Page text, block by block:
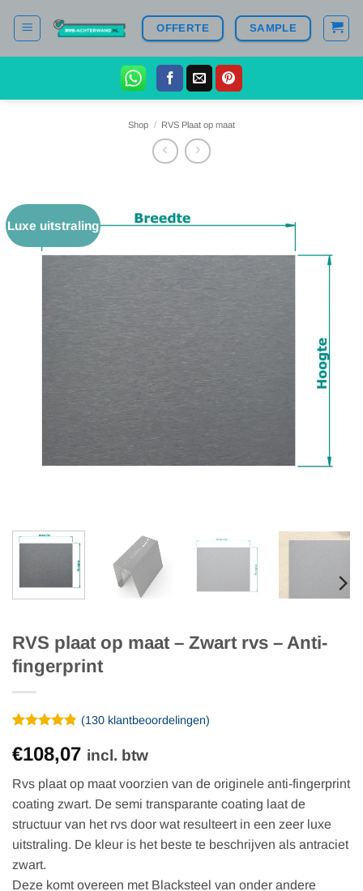
naar
OFFERTE SAMPLE
Shop / RVS Plaat op maat
Luxe uitstraling
RVS plaat op maat – Zwart rvs – Anti-
fingerprint
4.82op 5
gebaseerd
op
klantbeoordelingen
(130klantbeoordelingen)
€108,07 incl. btw
Rvs plaat op maat voorzien van de originele anti-fingerprint
coating zwart. De semi transparante coating laat de
structuur van het rvs door wat resulteert in een zeer luxe
uitstraling. De kleur is het beste te beschrijven als antraciet
zwart.
Deze komt overeen met Blacksteel van onder andere